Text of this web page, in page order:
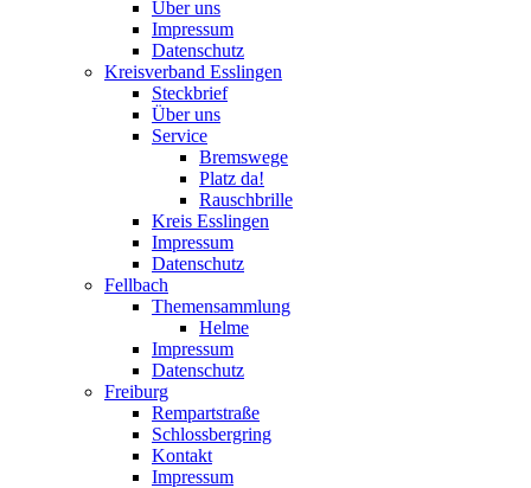
Über uns
Impressum
Datenschutz
Kreisverband Esslingen
Steckbrief
Über uns
Service
Bremswege
Platz da!
Rauschbrille
Kreis Esslingen
Impressum
Datenschutz
Fellbach
Themensammlung
Helme
Impressum
Datenschutz
Freiburg
Rempartstraße
Schlossbergring
Kontakt
Impressum